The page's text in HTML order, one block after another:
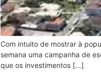
Com intuito de mostrar à
semana uma campanha de
que os investimentos […]